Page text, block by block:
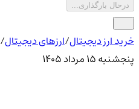
درحال بارگذاری...
خرید ارز دیجیتال/ارزهای دیجیتال/
پنجشنبه ۱۵ مرداد ۱۴۰۵